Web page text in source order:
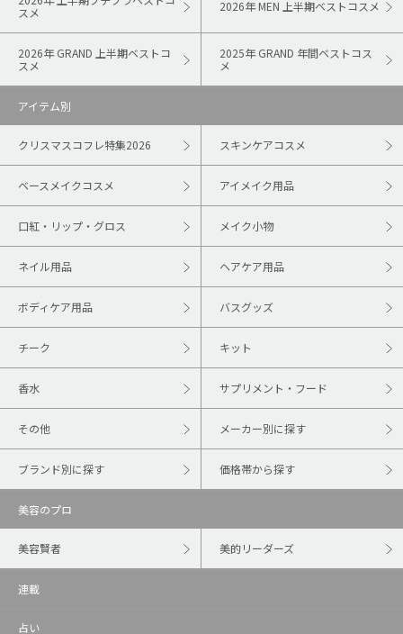
スメ
2026年 MEN 上半期ベストコスメ
2026年 GRAND 上半期ベストコ
スメ
2025年 GRAND 年間ベストコス
メ
アイテム別
クリスマスコフレ特集2026 スキンケアコスメ
ベースメイクコスメ アイメイク用品
口紅・リップ・グロス メイク小物
ネイル用品 ヘアケア用品
ボディケア用品 バスグッズ
チーク キット
香水 サプリメント・フード
その他 メーカー別に探す
ブランド別に探す 価格帯から探す
美容のプロ
美容賢者 美的リーダーズ
連載
占い